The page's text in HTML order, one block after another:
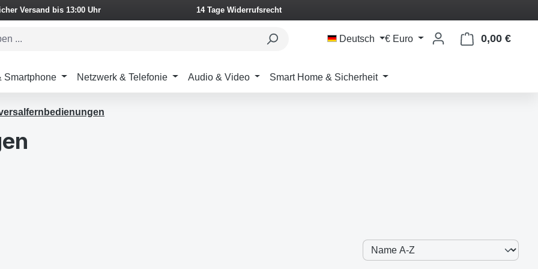
Versand bis 13:00 Uhr 14 Tage Widerrufsrecht
Deutsch € Euro 0,00 €
Smartphone Netzwerk & Telefonie Audio & Video Smart Home & Sicherheit